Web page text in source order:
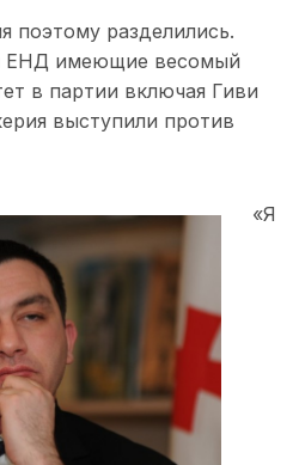
поэтому разделились.
ЕНД имеющие весомый
в партии включая Гиви
выступили против
«Я